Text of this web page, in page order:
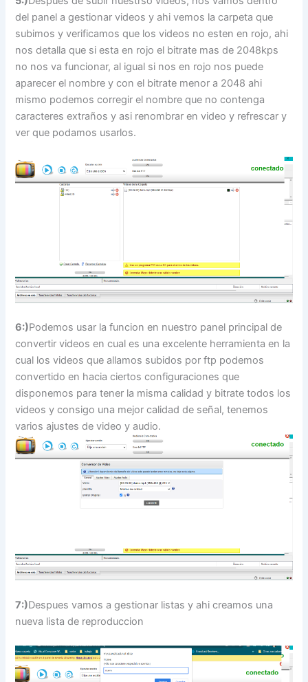
del panel a gestionar videos y ahi vemos la carpeta que
subimos y verificamos que los videos no esten en rojo, ahi
nos detalla que si esta en rojo el bitrate mas de 2048kps
no nos va funcionar, al igual si nos en rojo nos puede
aparecer el nombre y con el bitrate menor a 2048 ahi
mismo podemos corregir el nombre que no contenga
caracteres extraños y asi renombrar en video y refrescar y
ver que podamos usarlos.
6:)Podemos usar la funcion en nuestro panel principal de
convertir videos en cual es una excelente herramienta en la
cual los videos que allamos subidos por ftp podemos
convertido en hacia ciertos configuraciones que
disponemos para tener la misma calidad y bitrate todos los
videos y consigo una mejor calidad de señal, tenemos
varios ajustes de video y audio.
7:)Despues vamos a gestionar listas y ahi creamos una
nueva lista de reproduccion